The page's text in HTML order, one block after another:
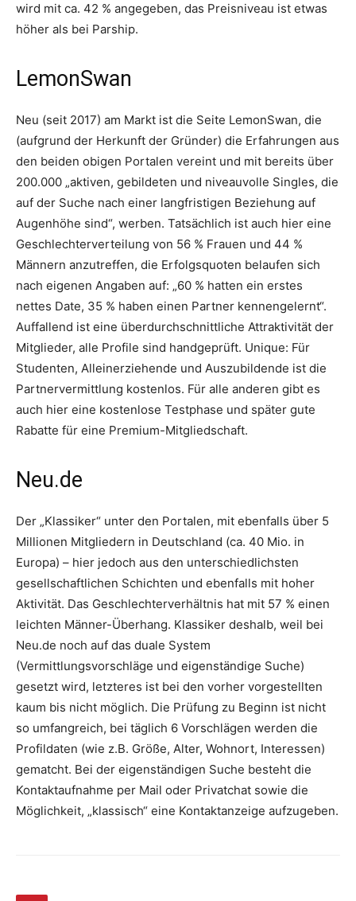
wird mit ca. 42 % angegeben, das Preisniveau ist etwas
höher als bei Parship.
LemonSwan
Neu (seit 2017) am Markt ist die Seite LemonSwan, die
(aufgrund der Herkunft der Gründer) die Erfahrungen aus
den beiden obigen Portalen vereint und mit bereits über
200.000 „aktiven, gebildeten und niveauvolle Singles, die
auf der Suche nach einer langfristigen Beziehung auf
Augenhöhe sind“, werben. Tatsächlich ist auch hier eine
Geschlechterverteilung von 56 % Frauen und 44 %
Männern anzutreffen, die Erfolgsquoten belaufen sich
nach eigenen Angaben auf: „60 % hatten ein erstes
nettes Date, 35 % haben einen Partner kennengelernt“.
Auffallend ist eine überdurchschnittliche Attraktivität der
Mitglieder, alle Profile sind handgeprüft. Unique: Für
Studenten, Alleinerziehende und Auszubildende ist die
Partnervermittlung kostenlos. Für alle anderen gibt es
auch hier eine kostenlose Testphase und später gute
Rabatte für eine Premium-Mitgliedschaft.
Neu.de
Der „Klassiker“ unter den Portalen, mit ebenfalls über 5
Millionen Mitgliedern in Deutschland (ca. 40 Mio. in
Europa) – hier jedoch aus den unterschiedlichsten
gesellschaftlichen Schichten und ebenfalls mit hoher
Aktivität. Das Geschlechterverhältnis hat mit 57 % einen
leichten Männer-Überhang. Klassiker deshalb, weil bei
Neu.de noch auf das duale System
(Vermittlungsvorschläge und eigenständige Suche)
gesetzt wird, letzteres ist bei den vorher vorgestellten
kaum bis nicht möglich. Die Prüfung zu Beginn ist nicht
so umfangreich, bei täglich 6 Vorschlägen werden die
Profildaten (wie z.B. Größe, Alter, Wohnort, Interessen)
gematcht. Bei der eigenständigen Suche besteht die
Kontaktaufnahme per Mail oder Privatchat sowie die
Möglichkeit, „klassisch“ eine Kontaktanzeige aufzugeben.